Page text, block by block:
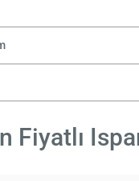
Fiyatlı